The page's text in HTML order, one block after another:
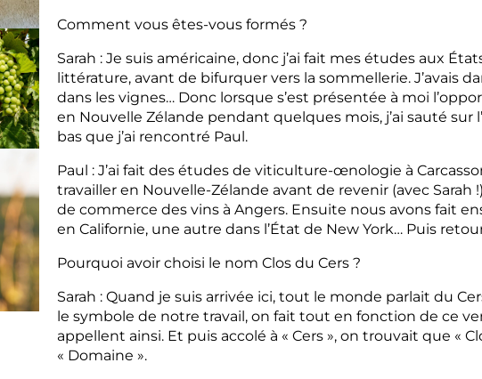
Comment vous êtes-vous formés ?
Sarah : Je suis américaine, donc j’ai fait mes études aux
littérature, avant de bifurquer vers la sommellerie. J’avais
dans les vignes… Donc lorsque s’est présentée à moi
en Nouvelle Zélande pendant quelques mois, j’ai sauté sur
bas que j’ai rencontré Paul.
Paul : J’ai fait des études de viticulture-œnologie à
travailler en Nouvelle-Zélande avant de revenir (avec Sarah
de commerce des vins à Angers. Ensuite nous avons fait
en Californie, une autre dans l’État de New York… Puis
Pourquoi avoir choisi le nom Clos du Cers ?
Sarah : Quand je suis arrivée ici, tout le monde parlait du
le symbole de notre travail, on fait tout en fonction de ce
appellent ainsi. Et puis accolé à « Cers », on trouvait que «
« Domaine ».